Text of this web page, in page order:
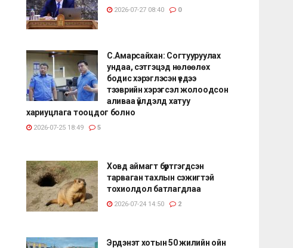
2026-07-27 08:40 0
С.Амарсайхан: Согтууруулах
ундаа, сэтгэцэд нөлөөлөх
бодис хэрэглэсэн үедээ
тээврийн хэрэгсэл жолоодсон
аливаа үйлдэлд хатуу
хариуцлага тооцдог болно
2026-07-25 18:49 5
Ховд аймагт бүртгэгдсэн
тарваган тахлын сэжигтэй
тохиолдол батлагдлаа
2026-07-24 14:50 2
Эрдэнэт хотын 50 жилийн ойн